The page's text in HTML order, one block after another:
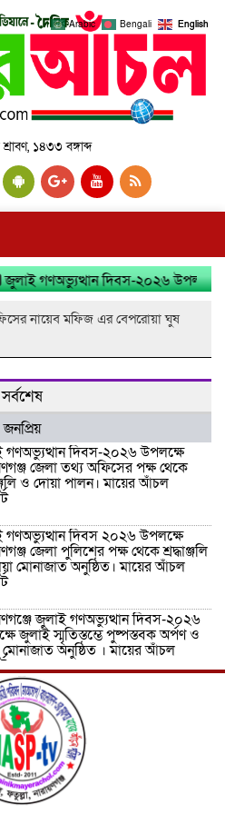
১৪৩৩ বঙ্গাব্দ
জুলাই গণঅভ্যুত্থান দিবস-২০২৬ উপলক্ষে
নায়েব মফিজ এর বেপরোয়া ঘুষ
সর্বশেষ
জনপ্রিয়
গণঅভ্যুত্থান দিবস-২০২৬ উপলক্ষে
জেলা তথ্য অফিসের পক্ষ থেকে
ও দোয়া পালন। মায়ের আঁচল
গণঅভ্যুত্থান দিবস ২০২৬ উপলক্ষে
জেলা পুলিশের পক্ষ থেকে শ্রদ্ধাঞ্জলি
মোনাজাত অনুষ্ঠিত। মায়ের আঁচল
জুলাই গণঅভ্যুত্থান দিবস-২০২৬
জুলাই স্মৃতিস্তম্ভে পুষ্পস্তবক অর্পণ ও
মোনাজাত অনুষ্ঠিত । মায়ের আঁচল
Media Group LLC and
Journalist Forum Sign
MoU to Strengthen Global
Cooperation/ आईसीजे
मीडिया ग्रुप एलएलसी और सार्क
सहयोग को मजबूत करने के लिए
करते हैं
Arabic Bengali English